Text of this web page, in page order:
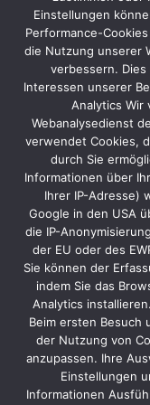
erarbeitete
Standkonzept
zur
wird
diesjährigen
HMI
lediglich
in
kleineren
Bereichen
angepasst.
Vorheriger
Einstellungen
Performance-
die Nutzung unserer
verbessern.
Interessen unserer
Analytics Wir
Webanalysedienst
verwendet Cookies,
durch Sie
Informationen über
Ihrer IP-Adresse)
Google in den USA
die IP-
der EU oder des
Sie können der
indem Sie das
Analytics
Beim ersten Besuch
der Nutzung von
anzupassen. Ihre
Einstellungen
Informationen